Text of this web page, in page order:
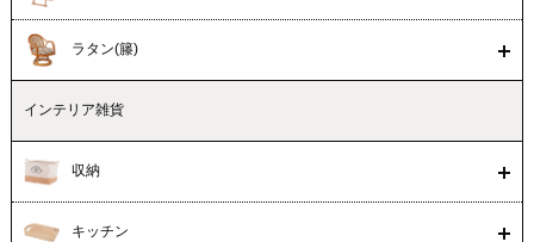
ラタン(籐)
インテリア雑貨
収納
キッチン